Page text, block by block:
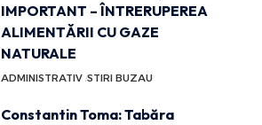
IMPORTANT – ÎNTRERUPEREA
ALIMENTĂRII CU GAZE
NATURALE
ADMINISTRATIV STIRI BUZAU
Constantin Toma: Tabăra